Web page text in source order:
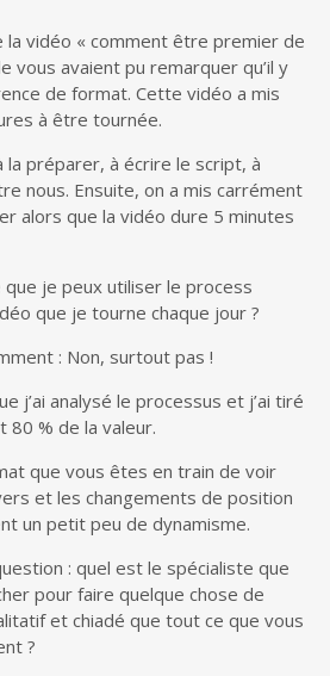
la vidéo « comment être premier de
vous avaient pu remarquer qu’il y
de format. Cette vidéo a mis
à être tournée.
la préparer, à écrire le script, à
nous. Ensuite, on a mis carrément
alors que la vidéo dure 5 minutes
je peux utiliser le process
que je tourne chaque jour ?
: Non, surtout pas !
j’ai analysé le processus et j’ai tiré
80 % de la valeur.
que vous êtes en train de voir
et les changements de position
un petit peu de dynamisme.
: quel est le spécialiste que
pour faire quelque chose de
et chiadé que tout ce que vous
?